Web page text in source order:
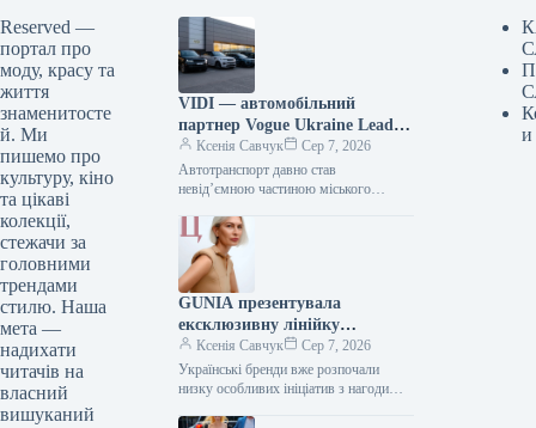
Reserved —
портал про
моду, красу та
життя
знаменитосте
й. Ми
пишемо про
культуру, кіно
та цікаві
колекції,
стежачи за
головними
трендами
стилю. Наша
мета —
надихати
читачів на
власний
вишуканий
VIDI — автомобільний
партнер Vogue Ukraine Leaders
Gala: які автомобілі будуть
представлені на заході
Ксенія Савчук
Сер 7, 2026
Автотранспорт давно став
невід’ємною частиною міського
роботу та дім, подорожі та
повсякденні клопоти. Тому вибір…
GUNIA презентувала
ексклюзивну лінійку
ювелірних виробів на честь
Дня Незалежності
Ксенія Савчук
Сер 7, 2026
Українські бренди вже розпочали
низку особливих ініціатив з нагоди
и